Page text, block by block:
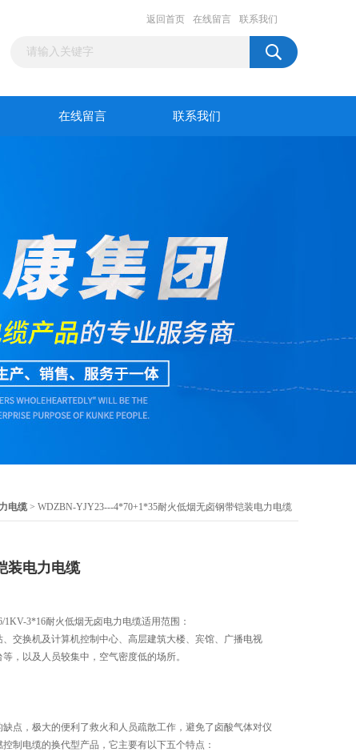
返回首页 在线留言 联系我们
在线留言 联系我们
电缆 > WDZBN-YJY23---4*70+1*35耐火低烟无卤钢带铠装电力电缆
装电力电缆
1KV-3*16耐火低烟无卤电力电缆适用范围：
交换机及计算机控制中心、高层建筑大楼、宾馆、广播电视
，以及人员较集中，空气密度低的场所。
点，极大的便利了救火和人员疏散工作，避免了卤酸气体对仪
制电缆的换代型产品，它主要有以下五个特点：